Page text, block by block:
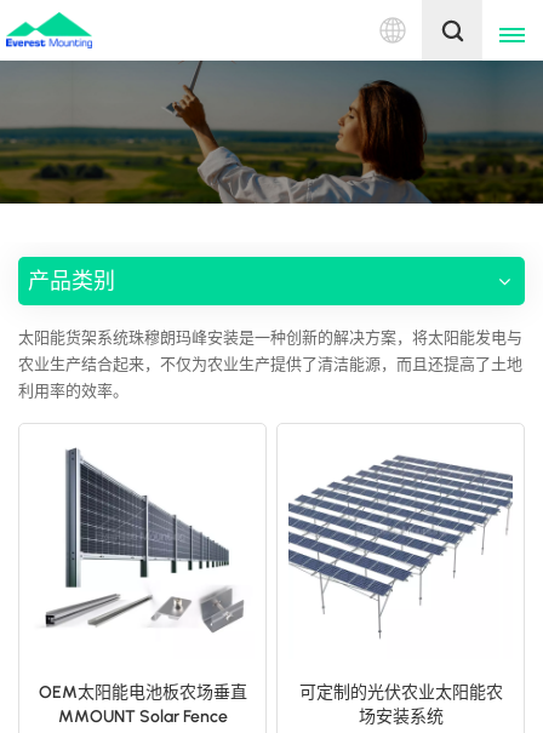
中
English
中文
产品类别
太阳能货架系统珠穆朗玛峰安装是一种创新的解决方案，将太阳能发电与
农业生产结合起来，不仅为农业生产提供了清洁能源，而且还提高了土地
利用率的效率。
OEM太阳能电池板农场垂直
MMOUNT Solar Fence
可定制的光伏农业太阳能农
场安装系统